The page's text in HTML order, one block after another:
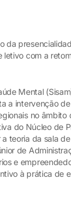
da
com a
Mental
a intervenção
no âmbito
do Núcleo de
teoria da sala
de
e
à prática de